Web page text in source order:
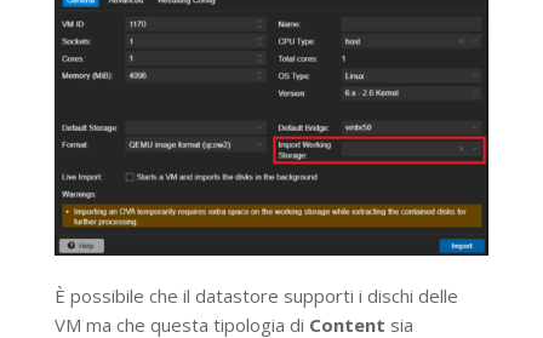
È possibile che il datastore supporti i dischi delle
VM ma che questa tipologia di Content sia